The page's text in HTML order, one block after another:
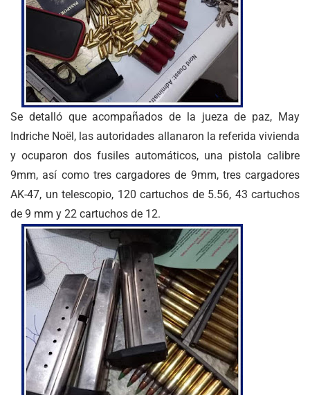
Se detalló que acompañados de la jueza de paz, May
Indriche Noël, las autoridades allanaron la referida vivienda
y ocuparon dos fusiles automáticos, una pistola calibre
9mm, así como tres cargadores de 9mm, tres cargadores
AK-47, un telescopio, 120 cartuchos de 5.56, 43 cartuchos
de 9 mm y 22 cartuchos de 12.